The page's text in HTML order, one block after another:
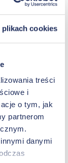
plikach cookies
treści
i
o tym, jak
partnerom
danymi